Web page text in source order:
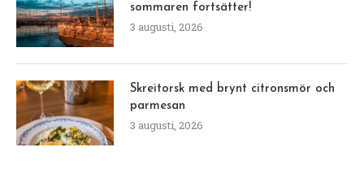
sommaren fortsätter!
3 augusti, 2026
Skreitorsk med brynt citronsmör och
parmesan
3 augusti, 2026